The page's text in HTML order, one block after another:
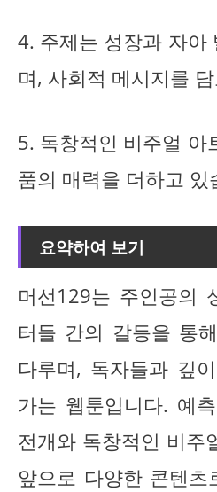
4. 주제는 성장과 자아
며, 사회적 메시지를
5. 독창적인 비주얼 아
품의 매력을 더하고 있
요약하여 보기
머선129는 주인공의
터들 간의 갈등을 통
다루며, 독자들과 깊
가는 웹툰입니다. 예
전개와 독창적인 비주
앞으로 다양한 콘텐